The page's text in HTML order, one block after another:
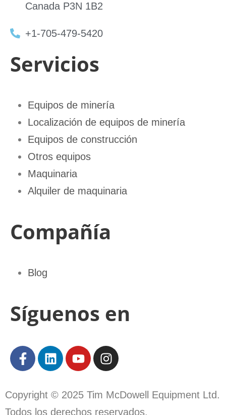
Canada P3N 1B2
+1-705-479-5420
Servicios
Equipos de minería
Localización de equipos de minería
Equipos de construcción
Otros equipos
Maquinaria
Alquiler de maquinaria
Compañía
Blog
Síguenos en
Copyright © 2025 Tim McDowell Equipment Ltd.
Todos los derechos reservados.